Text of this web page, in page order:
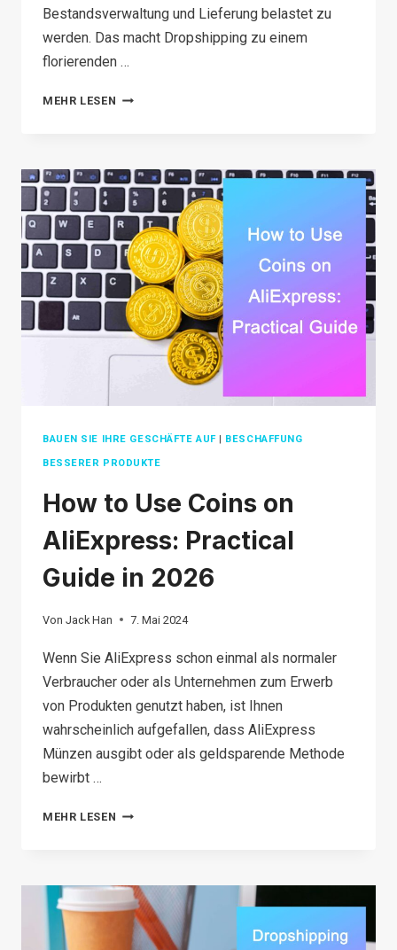
Bestandsverwaltung und Lieferung belastet zu
werden. Das macht Dropshipping zu einem
florierenden …
MEHR LESEN TOP
DROPSHIPPING
COURSE
2026
BAUEN SIE IHRE GESCHÄFTE AUF| BESCHAFFUNG
BESSERER PRODUKTE
How to Use Coins on
AliExpress: Practical
Guide in 2026
Von Jack Han 7. Mai 2024
Wenn Sie AliExpress schon einmal als normaler
Verbraucher oder als Unternehmen zum Erwerb
von Produkten genutzt haben, ist Ihnen
wahrscheinlich aufgefallen, dass AliExpress
Münzen ausgibt oder als geldsparende Methode
bewirbt …
MEHR LESEN HOW
COINS
ON
ALIEXPRESS: